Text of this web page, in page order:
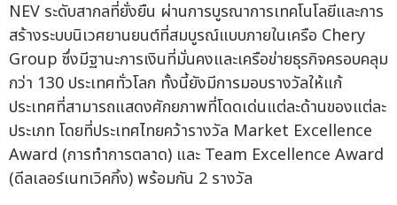
NEV ระดับสากลที่ยั่งยืน ผ่านการบูรณาการเทคโนโลยีและการ
สร้างระบบนิเวศยานยนต์ที่สมบูรณ์แบบภายในเครือ Chery
Group ซึ่งมีฐานะการเงินที่มั่นคงและเครือข่ายธุรกิจครอบคลุม
กว่า 130 ประเทศทั่วโลก ทั้งนี้ยังมีการมอบรางวัลให้แก้
ประเทศที่สามารถแสดงศักยภาพที่โดดเด่นแต่ละด้านของแต่ละ
ประเภท โดยที่ประเทศไทยคว้ารางวัล Market Excellence
Award (การทำการตลาด) และ Team Excellence Award
(ดีลเลอร์เนทเวิคกิ้ง) พร้อมกัน 2 รางวัล